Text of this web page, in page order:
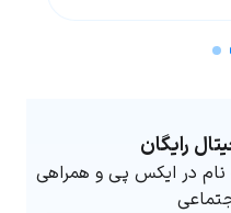
رایگان
نام در ایکس پی و همراهی